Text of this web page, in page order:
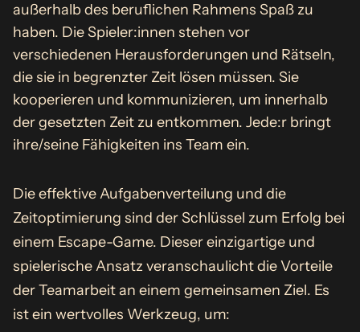
außerhalb des beruflichen Rahmens Spaß zu
haben. Die Spieler:innen stehen vor
verschiedenen Herausforderungen und Rätseln,
die sie in begrenzter Zeit lösen müssen. Sie
kooperieren und kommunizieren, um innerhalb
der gesetzten Zeit zu entkommen. Jede:r bringt
ihre/seine Fähigkeiten ins Team ein.
Die effektive Aufgabenverteilung und die
Zeitoptimierung sind der Schlüssel zum Erfolg bei
einem Escape-Game. Dieser einzigartige und
spielerische Ansatz veranschaulicht die Vorteile
der Teamarbeit an einem gemeinsamen Ziel. Es
ist ein wertvolles Werkzeug, um: